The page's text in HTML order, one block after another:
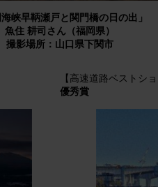
海峡早鞆瀬戸と関門橋の日の出」
魚住 耕司さん（福岡県）
撮影場所：山口県下関市
【高速道路ベストシ
優秀賞